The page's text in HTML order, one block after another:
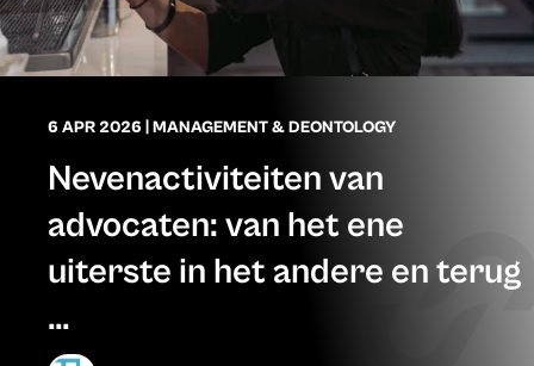
6 APR 2026 MANAGEMENT & DEONTOLOGY
Nevenactiviteiten van
advocaten: van het ene
uiterste in het andere en terug
…